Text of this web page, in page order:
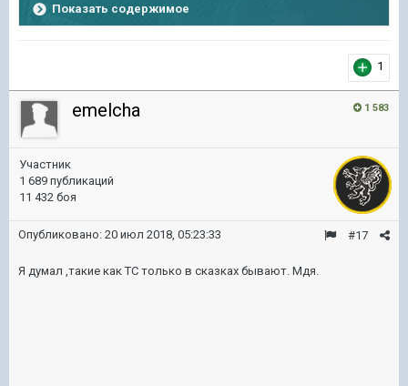
Показать содержимое
1
1 583
emelcha
Участник
1 689 публикаций
11 432 боя
#17
Опубликовано: 20 июл 2018, 05:23:33
Я думал ,такие как ТС только в сказках бывают. Мдя.